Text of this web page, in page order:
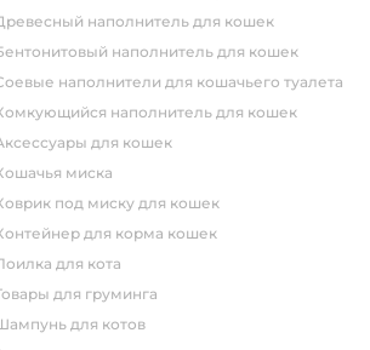
древесный наполнитель для кошек
бентонитовый наполнитель для кошек
соевые наполнители для кошачьего туалета
комкующийся наполнитель для кошек
аксессуары для кошек
кошачья миска
коврик под миску для кошек
контейнер для корма кошек
поилка для кота
товары для груминга
шампунь для котов